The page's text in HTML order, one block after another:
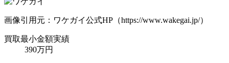
画像引用元：ワケガイ公式HP（https://www.wakegai.jp/）
買取最小金額実績
390万円